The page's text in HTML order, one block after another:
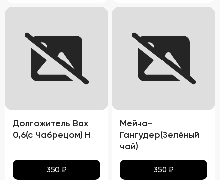
Долгожитель Вах
0,6(с Чабрецом) Н
350 ₽
Мейча-
Ганпудер(Зелёный
чай)
350 ₽